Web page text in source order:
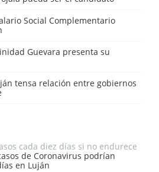
Social Complementario
Guevara presenta su
tensa relación entre gobiernos
cada diez días si no endurece
de Coronavirus podrían
en Luján